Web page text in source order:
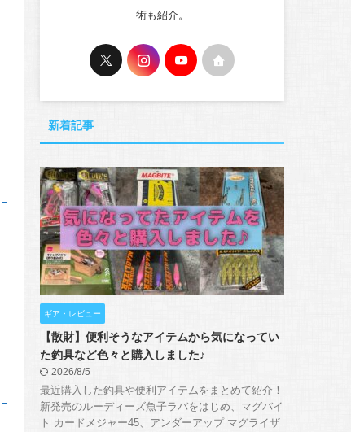
術も紹介。
新着記事
ギア・レビュー
【散財】便利そうなアイテムから気になってい
た釣具など色々と購入しました♪
2026/8/5
最近購入した釣具や便利アイテムをまとめて紹介！
新発売のルーディーズ魚子ラバをはじめ、マグバイ
ト カードメジャー45、アンダーアップ マグライザ